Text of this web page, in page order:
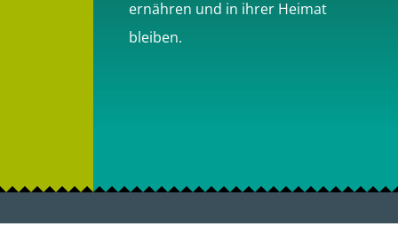
ernähren und in ihrer Heimat
bleiben.